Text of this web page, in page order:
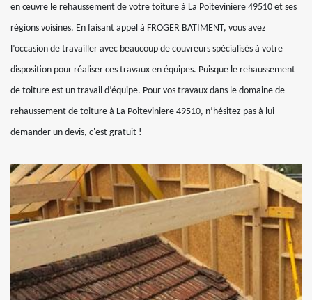
en œuvre le rehaussement de votre toiture à La Poiteviniere 49510 et ses
régions voisines. En faisant appel à FROGER BATIMENT, vous avez
l’occasion de travailler avec beaucoup de couvreurs spécialisés à votre
disposition pour réaliser ces travaux en équipes. Puisque le rehaussement
de toiture est un travail d’équipe. Pour vos travaux dans le domaine de
rehaussement de toiture à La Poiteviniere 49510, n’hésitez pas à lui
demander un devis, c'est gratuit !